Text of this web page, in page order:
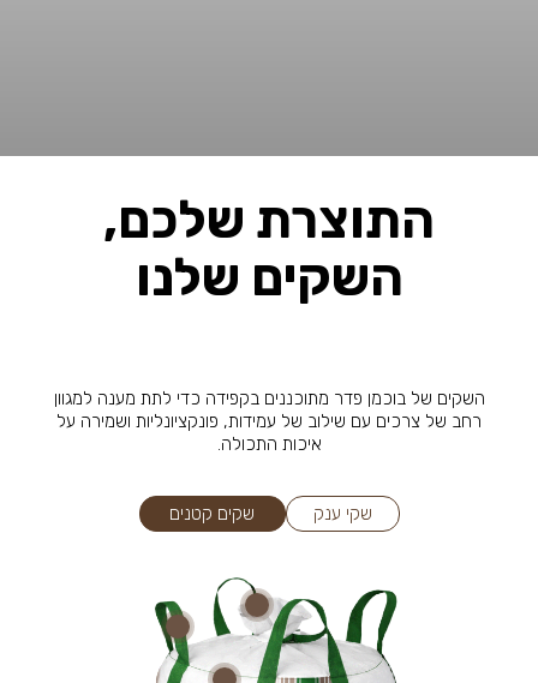
התוצרת שלכם,
השקים שלנו
השקים של בוכמן פדר מתוכננים בקפידה כדי לתת מענה למגוון
רחב של צרכים עם שילוב של עמידות, פונקציונליות ושמירה על
איכות התכולה.
שקי ענק שקים קטנים